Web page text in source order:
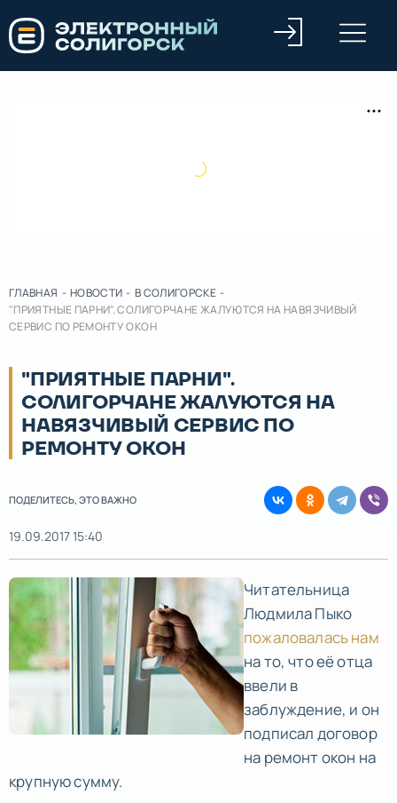
ГЛАВНАЯ - НОВОСТИ - В СОЛИГОРСКЕ -
"ПРИЯТНЫЕ ПАРНИ". СОЛИГОРЧАНЕ ЖАЛУЮТСЯ НА НАВЯЗЧИВЫЙ
СЕРВИС ПО РЕМОНТУ ОКОН
"ПРИЯТНЫЕ ПАРНИ".
СОЛИГОРЧАНЕ ЖАЛУЮТСЯ НА
НАВЯЗЧИВЫЙ СЕРВИС ПО
РЕМОНТУ ОКОН
ПОДЕЛИТЕСЬ, ЭТО ВАЖНО
19.09.2017 15:40
Читательница
Людмила Пыко
пожаловалась нам
на то, что её отца
ввели в
заблуждение, и он
подписал договор
на ремонт окон на
крупную сумму.